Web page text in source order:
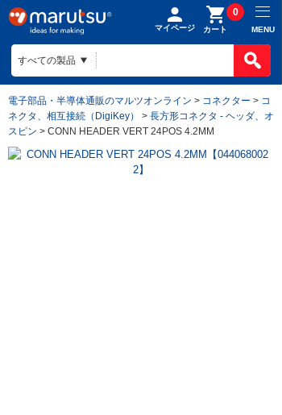
マイページ カート
0
MENU
電子部品・半導体通販のマルツオンライン > コネクター > コ
ネクタ、相互接続（DigiKey）
> 長方形コネクタ - ヘッダ、オ
スピン > CONN HEADER VERT 24POS 4.2MM